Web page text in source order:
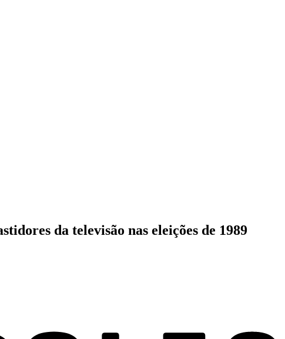
da televisão nas eleições de 1989